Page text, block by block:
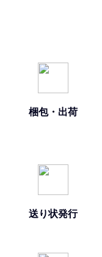
梱包・出荷
送り状発行